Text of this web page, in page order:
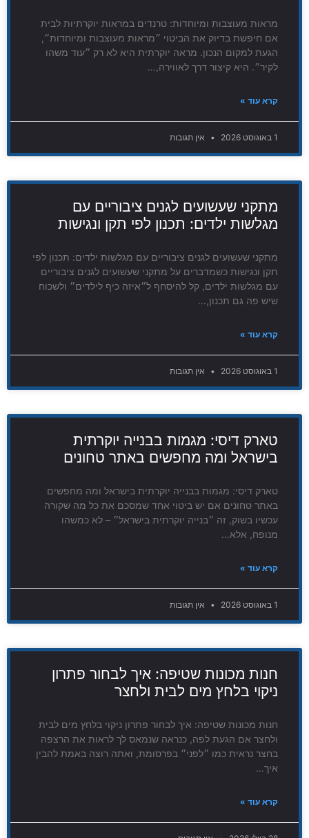
מראות מעוצבות ומיוחדות: טרנדים במראות יוקרתיות לבית
אם חיפשת בדיוק את הביטוי ״מראות מעוצבות ומיוחדות״,
הגעת למקום הנכון. מראה יוקרתית היא לא רק ״עוד משהו
לקיר״. היא קיצור דרך לאווירה,…
קרא עוד »
1 באוגוסט 2026 אין תגובות
מתקני שעשועים לגנים ציבוריים עם
מגלשות ילדים: תכנון לפי תקן ונגישות
מתקני שעשועים לגנים ציבוריים עם מגלשות ילדים: תכנון לפי
תקן ונגישות כשמדברים על מתקני שעשועים לגנים ציבוריים
עם מגלשות ילדים, קל להיסחף ל״איזה כיף לילדים״ ולשכוח
שיש פה גם תכנון,…
קרא עוד »
1 באוגוסט 2026 אין תגובות
טארק דיסי: מגמות בבנייה יוקרתית
בישראל ומה מחפשים באתר טחונים
טארק דיסי: מגמות בבנייה יוקרתית בישראל ומה מחפשים
באתר טחונים אם יש ביטוי אחד שמסכם את כל מה שקורה
עכשיו בשוק, זה ״בנייה יוקרתית בישראל״ – לא כמשהו
מנופח, אלא…
קרא עוד »
1 באוגוסט 2026 אין תגובות
חנות מכונות שטיפה: איך לבחור פתרון
ניקוי בלחץ מים לבית ולחצר
חנות מכונות שטיפה: איך לבחור פתרון ניקוי בלחץ מים לבית
ולחצר אם הגעת לפה, כנראה שנמאס לך לראות את הרצפה
בחצר נראית כמו ״לפני״ בפרסומת, ואתה רוצה באמת להבין
איך…
קרא עוד »